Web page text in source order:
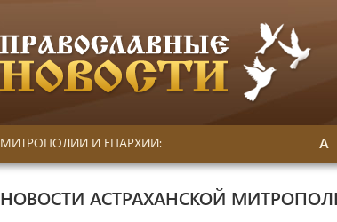
МИТРОПОЛИИ И ЕПАРХИИ: А
НОВОСТИ АСТРАХАНСКОЙ